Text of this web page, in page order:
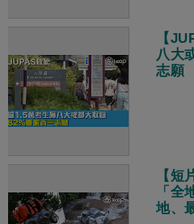
【
八大
志願
【短
「全
地、